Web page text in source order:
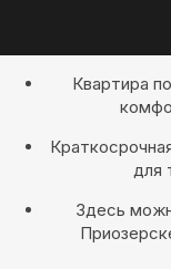
Квартира
для
Здесь